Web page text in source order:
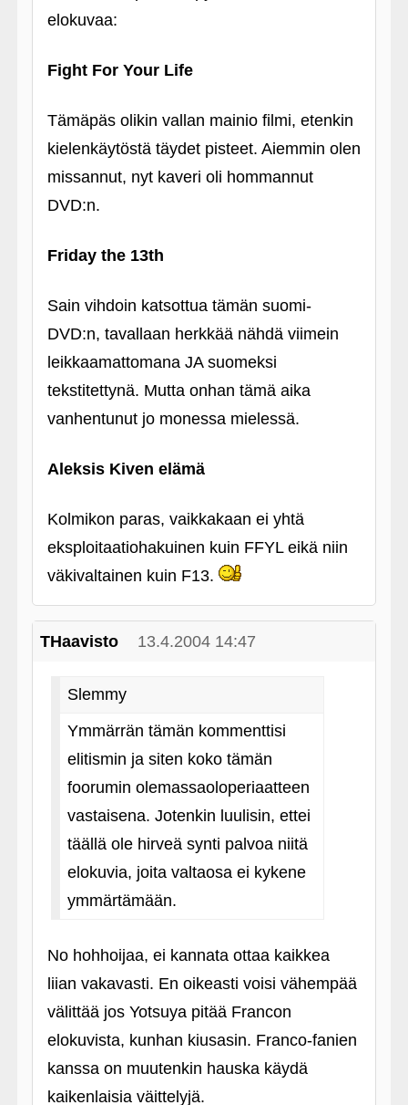
elokuvaa:
Fight For Your Life
Tämäpäs olikin vallan mainio filmi, etenkin
kielenkäytöstä täydet pisteet. Aiemmin olen
missannut, nyt kaveri oli hommannut
DVD:n.
Friday the 13th
Sain vihdoin katsottua tämän suomi-
DVD:n, tavallaan herkkää nähdä viimein
leikkaamattomana JA suomeksi
tekstitettynä. Mutta onhan tämä aika
vanhentunut jo monessa mielessä.
Aleksis Kiven elämä
Kolmikon paras, vaikkakaan ei yhtä
eksploitaatiohakuinen kuin FFYL eikä niin
väkivaltainen kuin F13.
THaavisto 13.4.2004 14:47
Slemmy
Ymmärrän tämän kommenttisi
elitismin ja siten koko tämän
foorumin olemassaoloperiaatteen
vastaisena. Jotenkin luulisin, ettei
täällä ole hirveä synti palvoa niitä
elokuvia, joita valtaosa ei kykene
ymmärtämään.
No hohhoijaa, ei kannata ottaa kaikkea
liian vakavasti. En oikeasti voisi vähempää
välittää jos Yotsuya pitää Francon
elokuvista, kunhan kiusasin. Franco-fanien
kanssa on muutenkin hauska käydä
kaikenlaisia väittelyjä.